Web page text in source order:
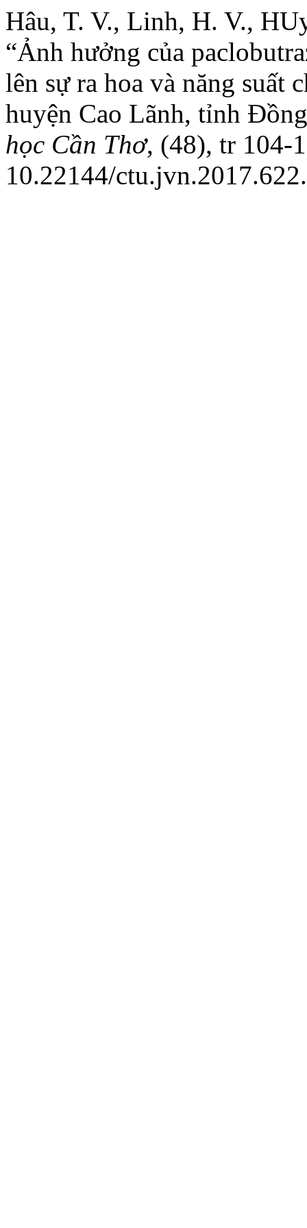
Hâu, T. V., Linh, H. V.,
“Ảnh hưởng của
lên sự ra hoa và năng suất
huyện Cao Lãnh, tỉnh
học Cần Thơ, (48), tr 104-
10.22144/ctu.jvn.2017.622.